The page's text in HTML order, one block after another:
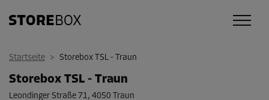
Startseite > Storebox TSL - Traun
Storebox TSL - Traun
Leondinger Straße 71, 4050 Traun